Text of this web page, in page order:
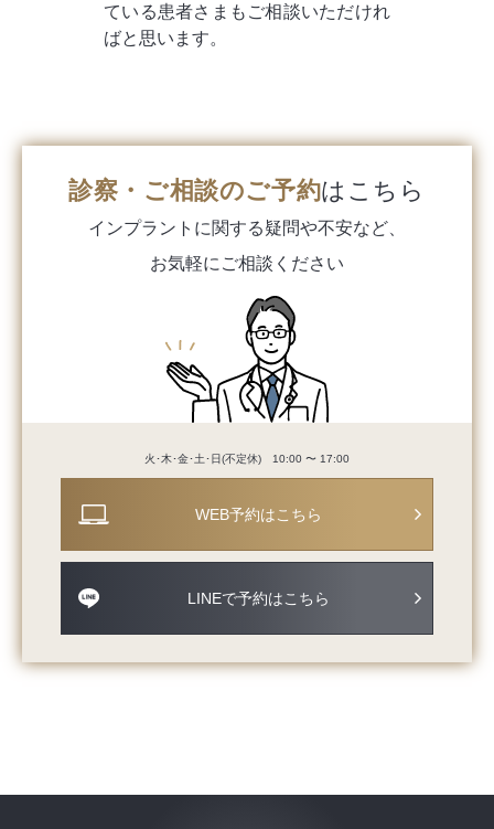
ている患者さまもご相談いただけれ
ばと思います。
診察・ご相談のご予約はこちら
インプラントに関する疑問や不安など、
お気軽にご相談ください
火･木･金･土･日(不定休) 10:00 〜 17:00
WEB予約はこちら
LINEで予約はこちら